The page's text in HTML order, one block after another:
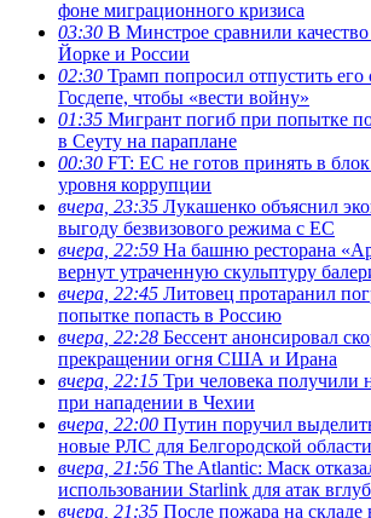
фоне миграционного кризиса
03:30 В Минстрое сравнили
Йорке и России
02:30 Трамп попросил отпустить его
Госдепе, чтобы «вести войну»
01:35 Мигрант погиб при попытке
в Сеуту на параплане
00:30 FT: ЕС не готов принять в
уровня коррупции
вчера, 23:35 Лукашенко объяснил
выгоду безвизового режима с ЕС
вчера, 22:59 На башню ресторана
вернут утраченную скульптуру
вчера, 22:45 Литовец протаранил
попытке попасть в Россию
вчера, 22:28 Бессент анонсировал
прекращении огня США и Ирана
вчера, 22:15 Три человека получили
при нападении в Чехии
вчера, 22:00 Путин поручил
новые РЛС для Белгородской области
вчера, 21:56 The Atlantic: Маск
использовании Starlink для атак
вчера, 21:35 После пожара на складе